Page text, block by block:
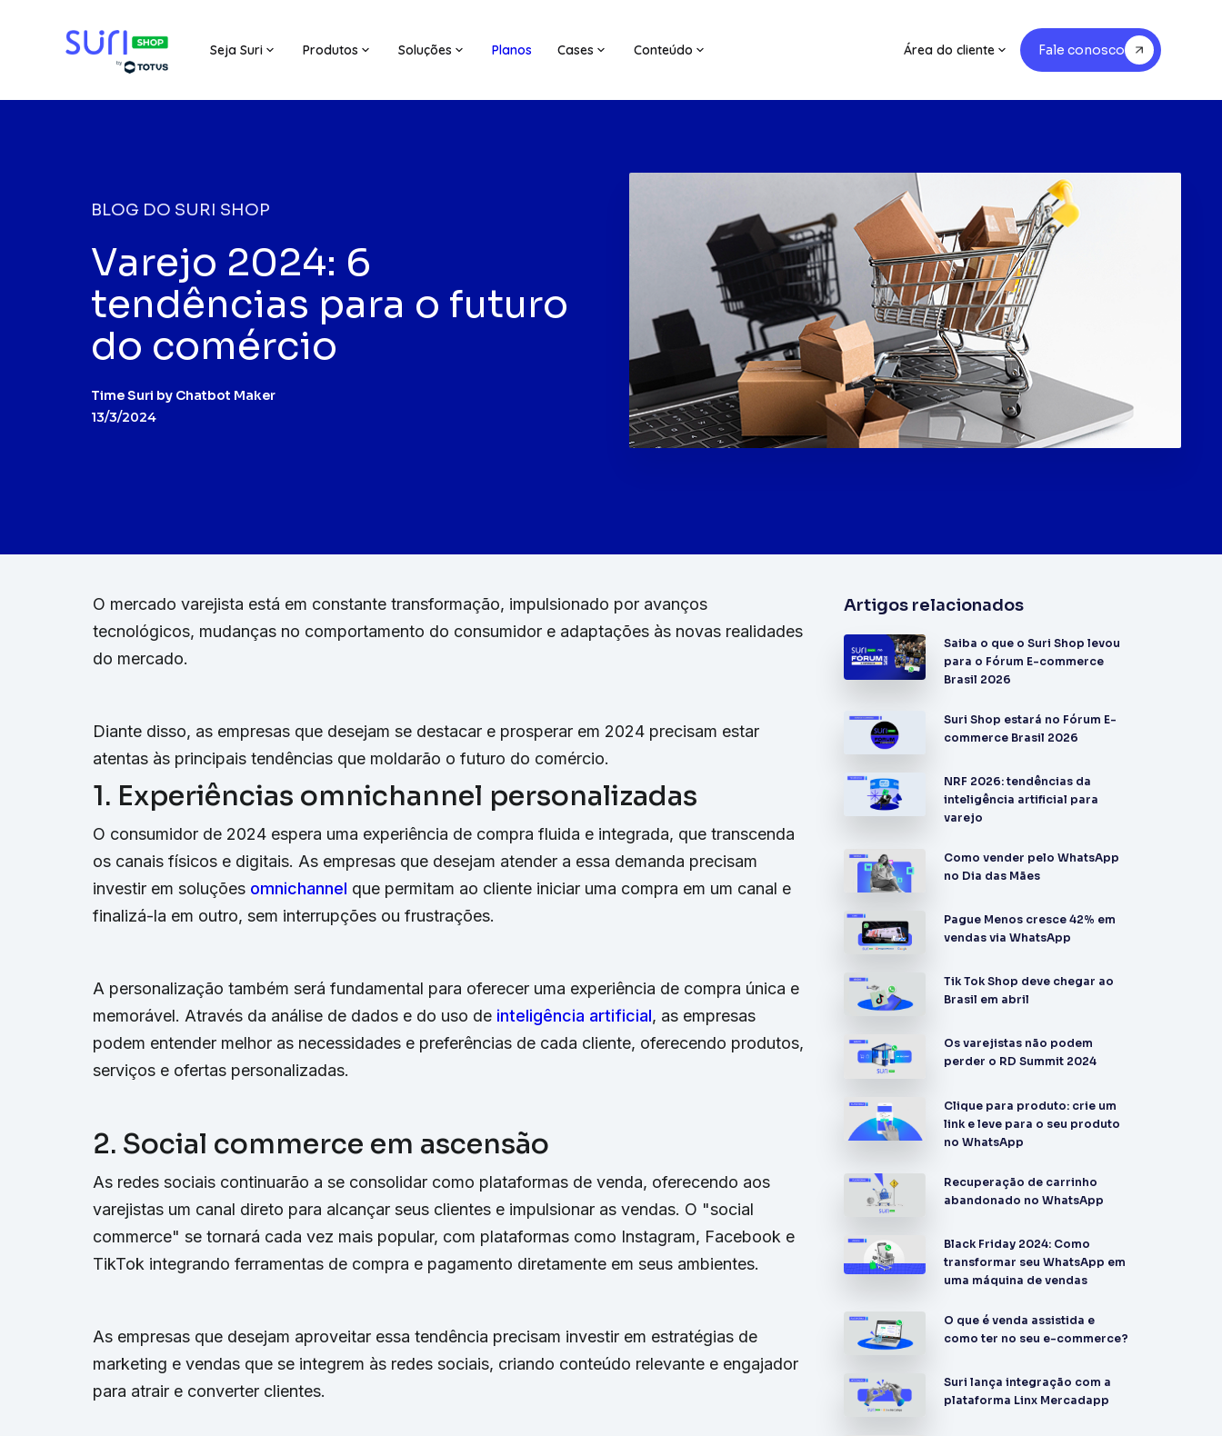
Seja Suri Produtos Soluções Planos Cases Conteúdo Área do cliente Fale conosco
BLOG DO SURI SHOP
Varejo 2024: 6
tendências para o futuro
do comércio
Time Suri by Chatbot Maker
13/3/2024
O mercado varejista está em constante transformação, impulsionado por avanços
tecnológicos, mudanças no comportamento do consumidor e adaptações às novas realidades
do mercado.
Diante disso, as empresas que desejam se destacar e prosperar em 2024 precisam estar
atentas às principais tendências que moldarão o futuro do comércio.
1. Experiências omnichannel personalizadas
O consumidor de 2024 espera uma experiência de compra fluida e integrada, que transcenda
os canais físicos e digitais. As empresas que desejam atender a essa demanda precisam
investir em soluções omnichannel que permitam ao cliente iniciar uma compra em um canal e
finalizá-la em outro, sem interrupções ou frustrações.
A personalização também será fundamental para oferecer uma experiência de compra única e
memorável. Através da análise de dados e do uso de inteligência artificial, as empresas
podem entender melhor as necessidades e preferências de cada cliente, oferecendo produtos,
serviços e ofertas personalizadas.
2. Social commerce em ascensão
As redes sociais continuarão a se consolidar como plataformas de venda, oferecendo aos
varejistas um canal direto para alcançar seus clientes e impulsionar as vendas. O "social
commerce" se tornará cada vez mais popular, com plataformas como Instagram, Facebook e
TikTok integrando ferramentas de compra e pagamento diretamente em seus ambientes.
As empresas que desejam aproveitar essa tendência precisam investir em estratégias de
marketing e vendas que se integrem às redes sociais, criando conteúdo relevante e engajador
para atrair e converter clientes.
Artigos relacionados
Saiba o que o Suri Shop levou
para o Fórum E-commerce
Brasil 2026
Suri Shop estará no Fórum E-
commerce Brasil 2026
NRF 2026: tendências da
inteligência artificial para
varejo
Como vender pelo WhatsApp
no Dia das Mães
Pague Menos cresce 42% em
vendas via WhatsApp
Tik Tok Shop deve chegar ao
Brasil em abril
Os varejistas não podem
perder o RD Summit 2024
Clique para produto: crie um
link e leve para o seu produto
no WhatsApp
Recuperação de carrinho
abandonado no WhatsApp
Black Friday 2024: Como
transformar seu WhatsApp em
uma máquina de vendas
O que é venda assistida e
como ter no seu e-commerce?
Suri lança integração com a
plataforma Linx Mercadapp